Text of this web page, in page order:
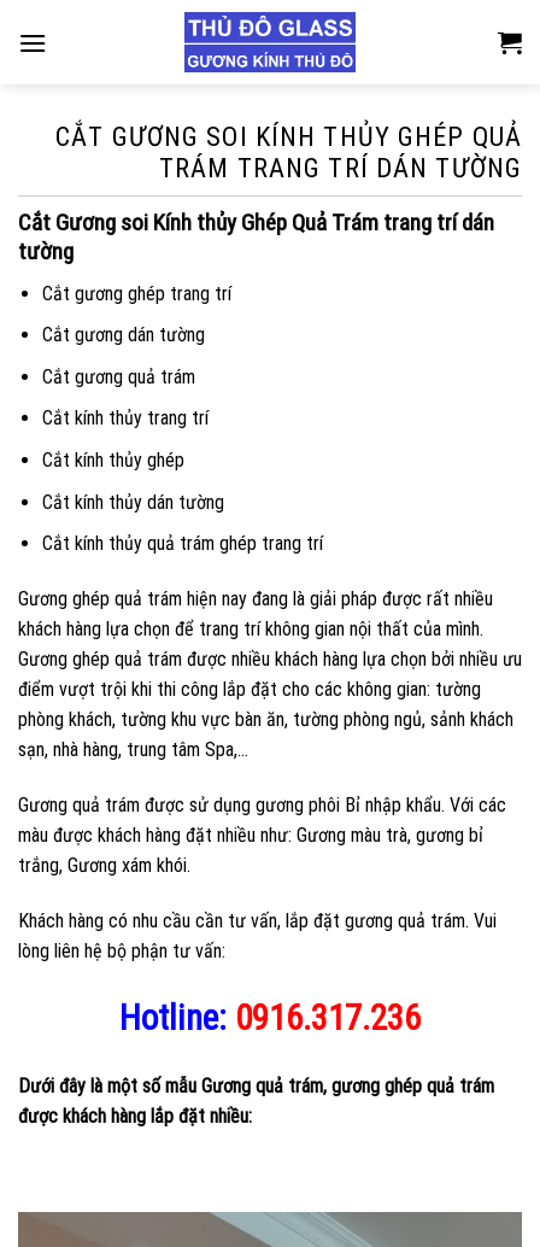
CẮT GƯƠNG SOI KÍNH THỦY GHÉP QUẢ
TRÁM TRANG TRÍ DÁN TƯỜNG
Cắt Gương soi Kính thủy Ghép Quả Trám trang trí dán
tường
Cắt gương ghép trang trí
Cắt gương dán tường
Cắt gương quả trám
Cắt kính thủy trang trí
Cắt kính thủy ghép
Cắt kính thủy dán tường
Cắt kính thủy quả trám ghép trang trí
Gương ghép quả trám hiện nay đang là giải pháp được rất nhiều
khách hàng lựa chọn để trang trí không gian nội thất của mình.
Gương ghép quả trám được nhiều khách hàng lựa chọn bởi nhiều ưu
điểm vượt trội khi thi công lắp đặt cho các không gian: tường
phòng khách, tường khu vực bàn ăn, tường phòng ngủ, sảnh khách
sạn, nhà hàng, trung tâm Spa,…
Gương quả trám được sử dụng gương phôi Bỉ nhập khẩu. Với các
màu được khách hàng đặt nhiều như: Gương màu trà, gương bỉ
trắng, Gương xám khói.
Khách hàng có nhu cầu cần tư vấn, lắp đặt gương quả trám. Vui
lòng liên hệ bộ phận tư vấn:
Hotline: 0916.317.236
Dưới đây là một số mẫu Gương quả trám, gương ghép quả trám
được khách hàng lắp đặt nhiều: